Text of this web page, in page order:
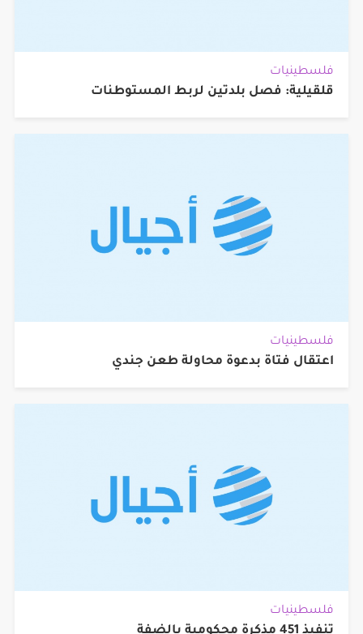
فلسطينيات
قلقيلية: فصل بلدتين لربط المستوطنات
فلسطينيات
اعتقال فتاة بدعوة محاولة طعن جندي
فلسطينيات